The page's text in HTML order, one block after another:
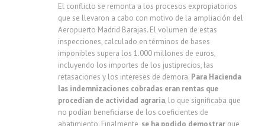
El conflicto se remonta a los procesos expropiatorios
que se llevaron a cabo con motivo de la ampliación del
Aeropuerto Madrid Barajas. El volumen de estas
inspecciones, calculado en términos de bases
imponibles supera los 1.000 millones de euros,
incluyendo los importes de los justiprecios, las
retasaciones y los intereses de demora. Para Hacienda
las indemnizaciones cobradas eran rentas que
procedían de actividad agraria, lo que significaba que
no podían beneficiarse de los coeficientes de
abatimiento. Finalmente, se ha podido demostrar que